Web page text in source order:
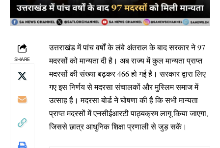
SHARE
उत्तराखंड में पांच वर्षों के लंबे अंतराल के बाद सरकार ने 97
मदरसों को मान्यता दी है। अब राज्य में कुल मान्यता प्राप्त
मदरसों की संख्या बढ़कर 466 हो गई है। सरकार द्वारा लिए
गए इस निर्णय से मदरसा संचालकों और मुस्लिम समाज में
उत्साह है। मदरसा बोर्ड ने घोषणा की है कि सभी मान्यता
प्राप्त मदरसों में एनसीईआरटी पाठ्यक्रम लागू किया जाएगा,
जिससे छात्र आधुनिक शिक्षा प्रणाली से जुड़ सकें।